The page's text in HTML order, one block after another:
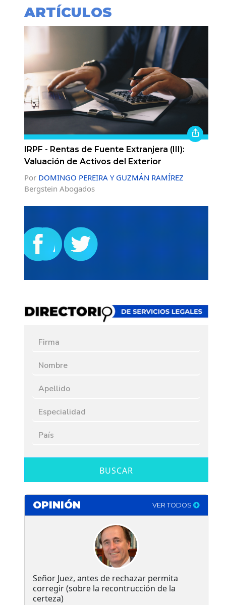
ARTÍCULOS
IRPF - Rentas de Fuente Extranjera (III):
Valuación de Activos del Exterior
Por DOMINGO PEREIRA Y GUZMÁN RAMÍREZ
Bergstein Abogados
BUSCAR
OPINIÓN VER TODOS
Señor Juez, antes de rechazar permita
corregir (sobre la recontrucción de la
certeza)